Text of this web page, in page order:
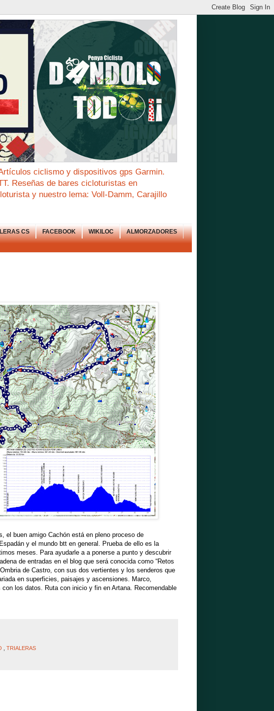
ciclismo y dispositivos gps Garmin.
Reseñas de bares cicloturistas en
y nuestro lema: Voll-Damm, Carajillo
CS FACEBOOK WIKILOC ALMORZADORES
el buen amigo Cachón está en pleno proceso de
y el mundo btt en general. Prueba de ello es la
meses. Para ayudarle a a ponerse a punto y descubrir
de entradas en el blog que será conocida como “Retos
de Castro, con sus dos vertientes y los senderos que
en superficies, paisajes y ascensiones. Marco,
los datos. Ruta con inicio y fin en Artana. Recomendable
TRIALERAS